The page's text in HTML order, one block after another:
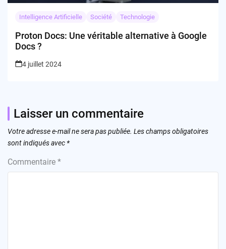
Intelligence Artificielle Société Technologie
Proton Docs: Une véritable alternative à Google
Docs ?
4 juillet 2024
Laisser un commentaire
Votre adresse e-mail ne sera pas publiée. Les champs obligatoires
sont indiqués avec *
Commentaire *